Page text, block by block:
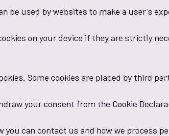
be used by websites to make a user's
on your device if they are strictly
Some cookies are placed by third
your consent from the Cookie
you can contact us and how we process